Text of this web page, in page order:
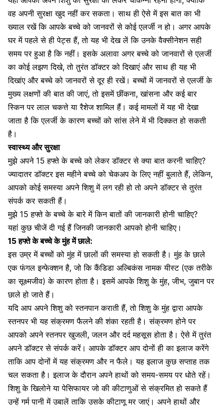
वह अपनी सुरक्षा खुद नहीं कर सकता। साथ ही ऐसे में इस बात का भी
ख्याल रखें कि आपके बच्चे को जानवरों से कोई एलर्जी न हो। अगर आपके
घर में पहले से ही पेट्स हैं, तो यह भी देख लें कि उनकेवैक्सीनेशनसही
समय पर हुआ है कि नहीं। इसके अलावा अगर बच्चे को जानवारों से एलर्जी
का कोई लझण दिखे, तो तुरंत डॉक्टर को दिखाएं और साथ ही यह भी
दिखांए और बच्चे को जानवरों से दूर ही रखें। बच्चों में जानवरों से एलर्जी के
मुख्य लक्षणों की बात की जाएं, तो इसमेंछींकना, खांसना और कई बार
स्किनपरलाल चकत्ते या रैशेज शामिल हैं। कई मामलों में यह भी देखा
जाता है कि एलर्जी के कारण बच्चों को सांस लेने में भी दिक्कत हो सकती
है।
स्वास्थ्य और सुरक्षा
मुझे अपने 15 हफ्ते के बच्चे को लेकर डॉक्टर से क्या बात करनी चाहिए?
ज्यादातर डॉक्टर इस महीने बच्चे को चेकअप के लिए नहीं बुलाते हैं, लेकिन,
आपको कोई समस्या अपने शिशु में ​लग रही हो तो अपने डॉक्टर से तुरंत
संपर्क कर सकती हैं।
मुझे 15 हफ्ते के बच्चे के बारे में किन बातों की जानकारी होनी चाहिए?
यहां कुछ चीजें दी गई हैं जिनकी जानकारी आपको होनी चाहिए।
15 हफ्ते के बच्चे के मुंह में छाले:
इस उम्र में बच्चों को मुंह में छालों की समस्या हो सकती है।मुंह के छाले
एकफंगल इन्फेक्शनहै, जो कि कैंडिडा अल्बिकंस नामक यीस्ट (एक तरीके
का सूक्ष्मजीव) के कारण होता है। इसमें आपके शिशु के मुंह, जीभ, जुबान पर
छाले हो जाते हैं।
यदि आप अपने शिशु को स्तनपान कराती हैं, तो शिशु के मुंह द्वारा आपके
स्तनपर भी यह संक्रमण फैलने की शंका रहती है। संक्रमण होने पर
आपको अपने स्तनपरखुजली, जलन और दर्द महसूस होता है। ऐसे में तुरंत
अपने डॉक्टर से संपर्क करें। आपके डॉक्टर आप दोनों ही का इलाज करेंगे
ताकि आप दोनों में यह संक्रमण और न फैले। यह इलाज कुछ सप्ताह तक
चल सकता है। इलाज के दौरान अपने हाथों को समय-समय पर धोते रहें।
शिशु के खिलोने या पेसिफायर जो की कीटाणुओं से संक्रमित हो सकते हैं
उन्हें गर्म पानी में उबालें ताकि उसके कीटाणू मर जाएं। अपने हाथों और